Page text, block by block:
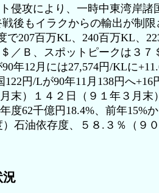
侵攻により、一時中東湾岸諸
イラクからの輸出が制限
で207百万KL、240百万KL、
／Ｂ、スポットピークは３７
年12月には27,574円/KLに
円/Lが90年11月138円へ+16
末）１４２日（９１年３月末
度62千億円18.4%、前年15%
石油依存度、５８.３％（９０
況